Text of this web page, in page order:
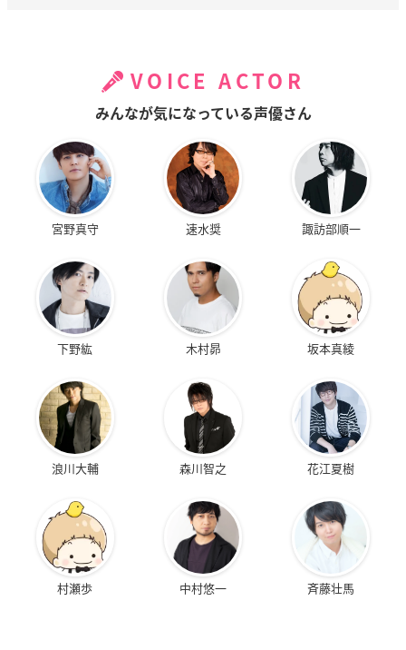
VOICE ACTOR
みんなが気になっている声優さん
宮野真守 速水奨 諏訪部順一
下野紘 木村昴 坂本真綾
浪川大輔 森川智之 花江夏樹
村瀬歩 中村悠一 斉藤壮馬